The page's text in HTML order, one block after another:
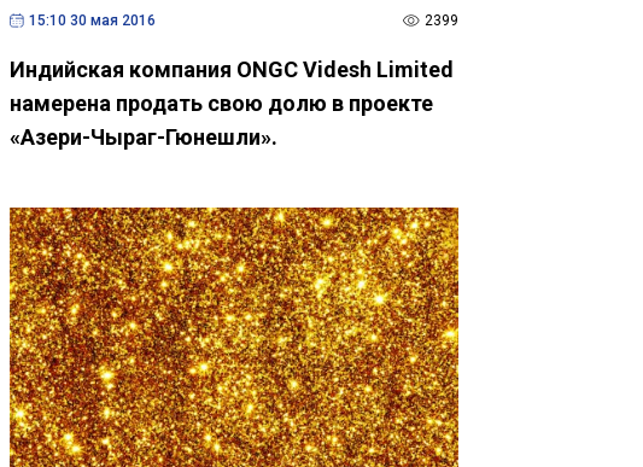
15:10 30 мая 2016 2399
Индийская компания ONGC Videsh Limited
намерена продать свою долю в проекте
«Азери-Чыраг-Гюнешли».